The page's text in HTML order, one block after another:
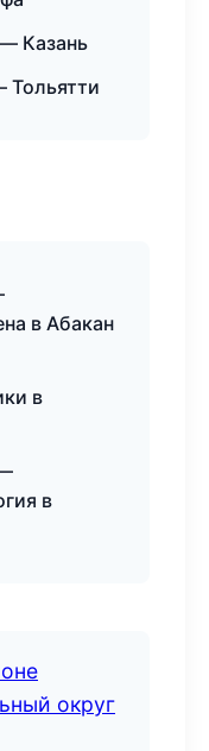
Казань
Тольятти
в Абакан
в
в
округ